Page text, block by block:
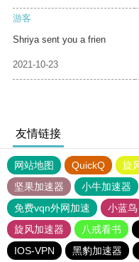
游客
Shriya sent you a frien
2021-10-23
友情链接
网站地图 QuickQ 旋
坚果加速器
小牛加速器
免费vqn外网加速
小蓝鸟
旋风加速器
八戒看书
IOS-VPN
黑豹加速器